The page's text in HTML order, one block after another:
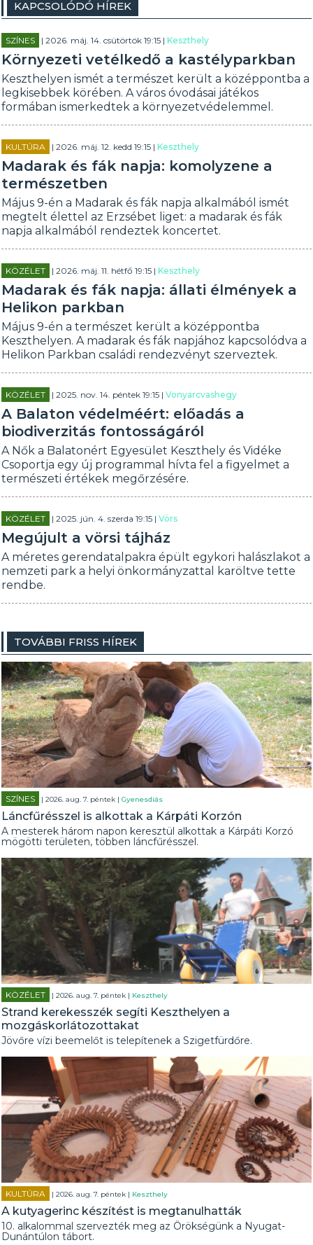
KAPCSOLÓDÓ HÍREK
SZÍNES | 2026. máj. 14. csütörtök 19:15 |Keszthely
Környezeti vetélkedő a kastélyparkban
Keszthelyen ismét a természet került a középpontba a
legkisebbek körében. A város óvodásai játékos
formában ismerkedtek a környezetvédelemmel.
KULTÚRA | 2026. máj. 12. kedd 19:15 |Keszthely
Madarak és fák napja: komolyzene a
természetben
Május 9-én a Madarak és fák napja alkalmából ismét
megtelt élettel az Erzsébet liget: a madarak és fák
napja alkalmából rendeztek koncertet.
KÖZÉLET | 2026. máj. 11. hétfő 19:15 |Keszthely
Madarak és fák napja: állati élmények a
Helikon parkban
Május 9-én a természet került a középpontba
Keszthelyen. A madarak és fák napjához kapcsolódva a
Helikon Parkban családi rendezvényt szerveztek.
KÖZÉLET | 2025. nov. 14. péntek 19:15 |Vonyarcvashegy
A Balaton védelméért: előadás a
biodiverzitás fontosságáról
A Nők a Balatonért Egyesület Keszthely és Vidéke
Csoportja egy új programmal hívta fel a figyelmet a
természeti értékek megőrzésére.
KÖZÉLET | 2025. jún. 4. szerda 19:15 |Vörs
Megújult a vörsi tájház
A méretes gerendatalpakra épült egykori halászlakot a
nemzeti park a helyi önkormányzattal karöltve tette
rendbe.
TOVÁBBI FRISS HÍREK
SZÍNES | 2026. aug. 7. péntek |Gyenesdiás
Láncfűrésszel is alkottak a Kárpáti Korzón
A mesterek három napon keresztül alkottak a Kárpáti Korzó
mögötti területen, többen láncfűrésszel.
KÖZÉLET | 2026. aug. 7. péntek | Keszthely
Strand kerekesszék segíti Keszthelyen a
mozgáskorlátozottakat
Jövőre vízi beemelőt is telepítenek a Szigetfürdőre.
KULTÚRA | 2026. aug. 7. péntek | Keszthely
A kutyagerinc készítést is megtanulhatták
10. alkalommal szervezték meg az Örökségünk a Nyugat-
Dunántúlon tábort.